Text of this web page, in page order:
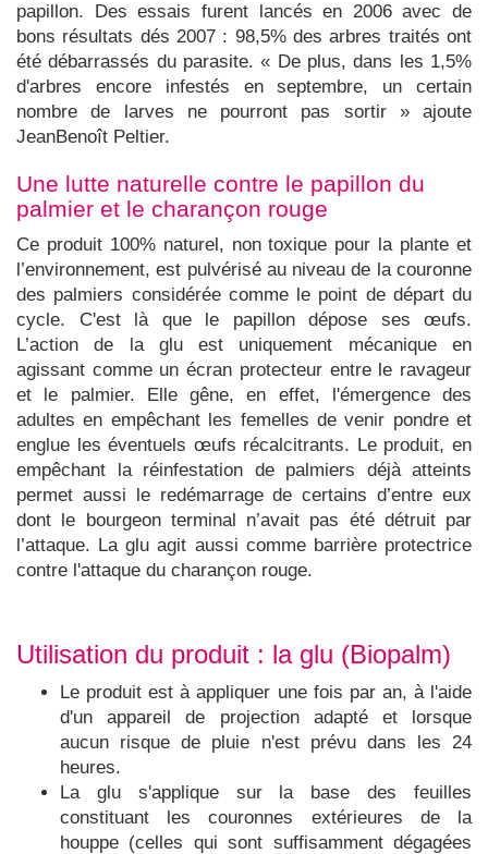
papillon. Des essais furent lancés en 2006 avec de
bons résultats dés 2007 : 98,5% des arbres traités ont
été débarrassés du parasite. « De plus, dans les 1,5%
d'arbres encore infestés en septembre, un certain
nombre de larves ne pourront pas sortir » ajoute
JeanBenoît Peltier.
Une lutte naturelle contre le papillon du
palmier et le charançon rouge
Ce produit 100% naturel, non toxique pour la plante et
l’environnement, est pulvérisé au niveau de la couronne
des palmiers considérée comme le point de départ du
cycle. C'est là que le papillon dépose ses œufs.
L’action de la glu est uniquement mécanique en
agissant comme un écran protecteur entre le ravageur
et le palmier. Elle gêne, en effet, l'émergence des
adultes en empêchant les femelles de venir pondre et
englue les éventuels œufs récalcitrants. Le produit, en
empêchant la réinfestation de palmiers déjà atteints
permet aussi le redémarrage de certains d’entre eux
dont le bourgeon terminal n’avait pas été détruit par
l’attaque. La glu agit aussi comme barrière protectrice
contre l'attaque du charançon rouge.
Utilisation du produit : la glu (Biopalm)
Le produit est à appliquer une fois par an, à l'aide
d'un appareil de projection adapté et lorsque
aucun risque de pluie n'est prévu dans les 24
heures.
La glu s'applique sur la base des feuilles
constituant les couronnes extérieures de la
houppe (celles qui sont suffisamment dégagées